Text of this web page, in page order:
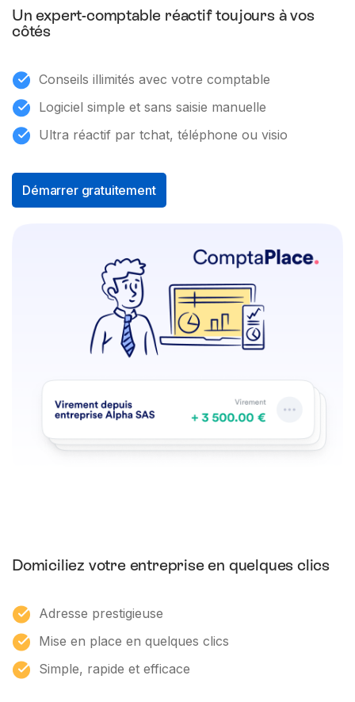
Un expert-comptable réactif toujours à vos
côtés
Conseils illimités avec votre comptable
Logiciel simple et sans saisie manuelle
Ultra réactif par tchat, téléphone ou visio
Démarrer gratuitement
Domiciliez votre entreprise en quelques clics
Adresse prestigieuse
Mise en place en quelques clics
Simple, rapide et efficace